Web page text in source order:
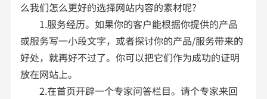
么我们怎么更好的选择网站内容的素材呢?
1.服务经历。如果你的客户能根据你提供的产品
或服务写一小段文字，或者探讨你的产品/服务带来的
好处，就再好不过了。你可以把它们作为成功的证明
放在网站上。
2.在首页开辟一个专家问答栏目。请个专家来回